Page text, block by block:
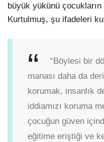
büyük yükünü çocukların
Kurtulmuş, şu ifadeleri
“Böylesi bir
manası daha da
korumak, insanlık
iddiamızı koruma
çocuğun güven
eğitime eriştiği ve